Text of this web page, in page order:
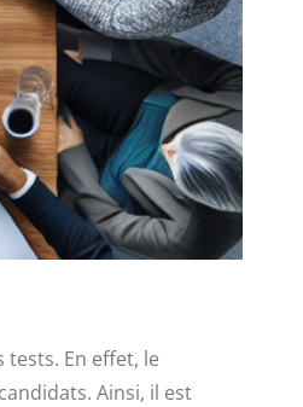
En effet, le
Ainsi, il est